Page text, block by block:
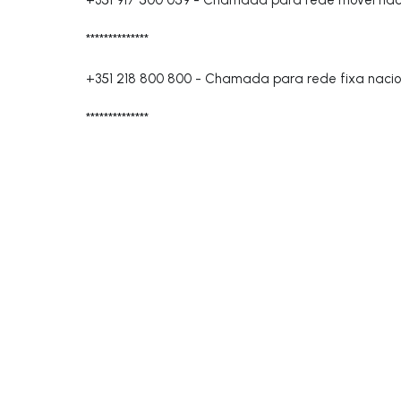
**************
+351 218 800 800 - Chamada para rede fixa
**************